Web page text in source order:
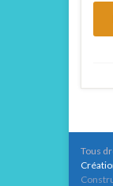
Tous